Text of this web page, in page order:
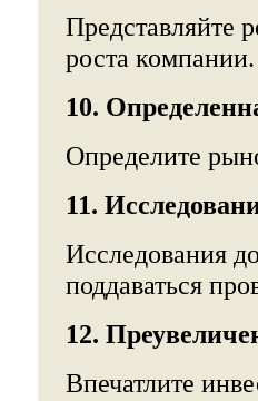
Представляйте
роста компании.
10.
Определите
11.
Исследования
поддаваться
12.
Впечатлите